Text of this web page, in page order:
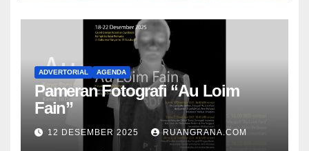
ADVERTORIAL AGENDA
Pameran Fotografi “Au Loim
Fain”
12 DESEMBER 2025 RUANGRANA.COM